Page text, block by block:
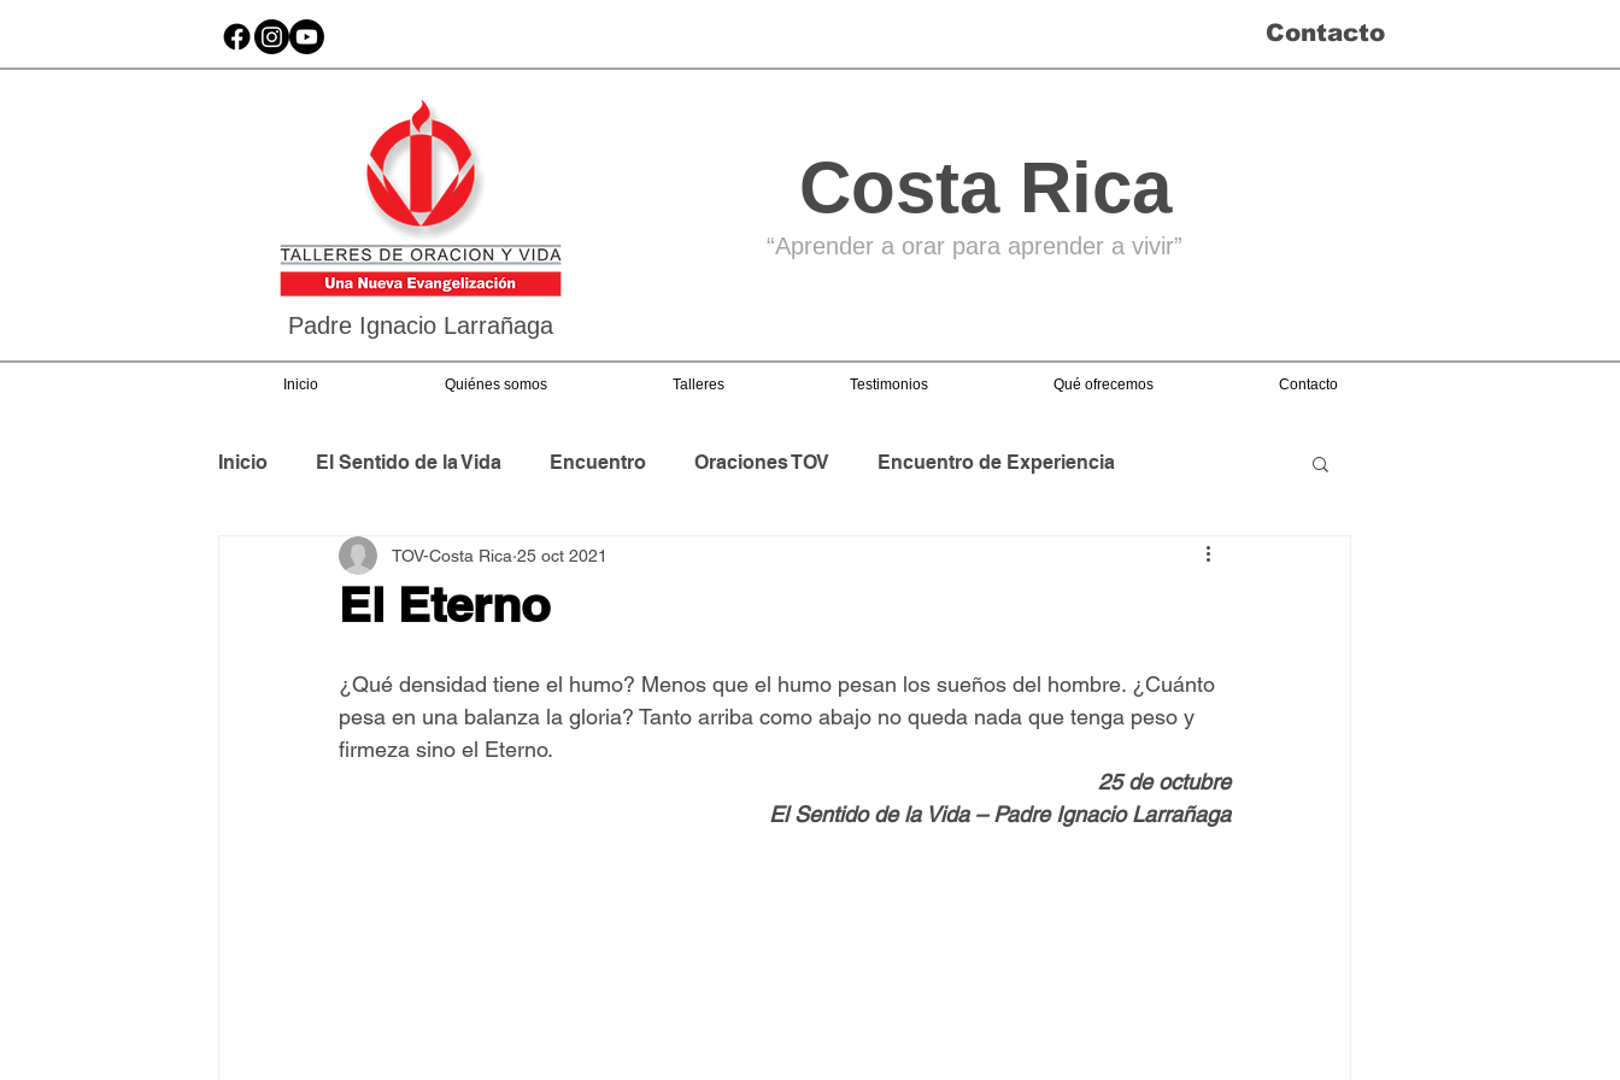
Contacto
Padre Ignacio Larrañaga
Costa Rica
“Aprender a orar para aprender a vivir”
Inicio Quiénes somos Talleres Testimonios Qué ofrecemos Contacto
Inicio El Sentido de la Vida Encuentro Oraciones TOV Encuentro de Experiencia
Asamblea Internacional 2018 Asamblea Nacional
Pentecostés El Arte de Ser Feliz
El Eterno
TOV-Costa Rica 25 oct 2021
¿Qué densidad tiene el humo? Menos que el humo pesan los sueños del hombre. ¿Cuánto
pesa en una balanza la gloria? Tanto arriba como abajo no queda nada que tenga peso y
firmeza sino el Eterno.
25 de octubre
El Sentido de la Vida – Padre Ignacio Larrañaga